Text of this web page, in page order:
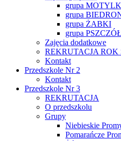
grupa
grupa
grupa ŻABKI
grupa
Zajęcia dodatkowe
REKRUTACJA ROK
Kontakt
Przedszkole Nr 2
Kontakt
Przedszkole Nr 3
REKRUTACJA
O przedszkolu
Grupy
Niebieskie
Pomarańcze